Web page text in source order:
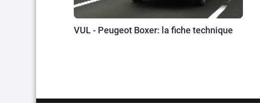
VUL - Peugeot Boxer: la fiche technique